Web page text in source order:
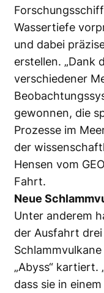
Wassertiefe
und dabei
erstellen. „Dank
verschiedener
gewonnen, die
Prozesse im
der
Hensen vom
Fahrt.
Neue
Unter anderem
der Ausfahrt
„Abyss“ kartiert.
dass sie in